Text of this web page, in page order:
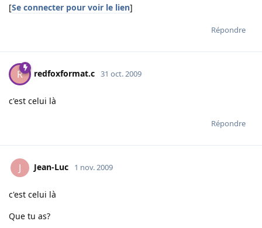
[Se connecter pour voir le lien]
Répondre
R redfoxformat.c 31 oct. 2009
c'est celui là
Répondre
J Jean-Luc 1 nov. 2009
c'est celui là
Que tu as?